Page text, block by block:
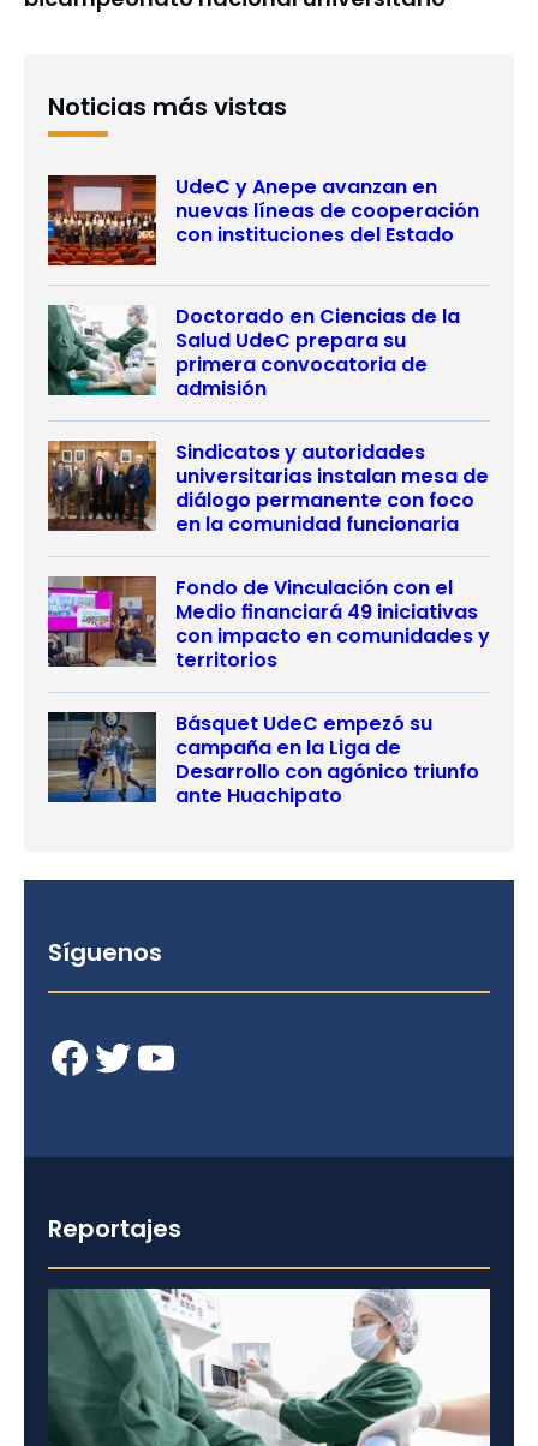
Noticias más vistas
UdeC y Anepe avanzan en
nuevas líneas de cooperación
con instituciones del Estado
Doctorado en Ciencias de la
Salud UdeC prepara su
primera convocatoria de
admisión
Sindicatos y autoridades
universitarias instalan mesa de
diálogo permanente con foco
en la comunidad funcionaria
Fondo de Vinculación con el
Medio financiará 49 iniciativas
con impacto en comunidades y
territorios
Básquet UdeC empezó su
campaña en la Liga de
Desarrollo con agónico triunfo
ante Huachipato
Síguenos
Facebook Twitter YouTube
Reportajes